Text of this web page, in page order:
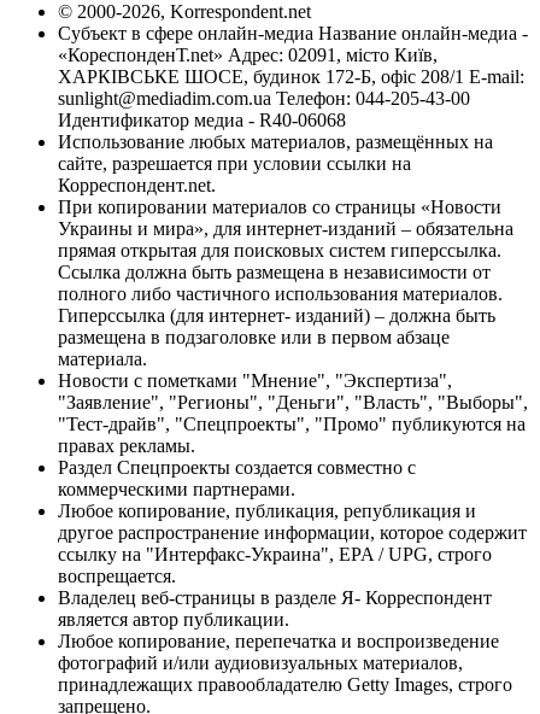
© 2000-2026, Korrespondent.net
Субъект в сфере онлайн-медиа Название онлайн-медиа -
«КореспонденТ.net» Адрес: 02091, місто Київ,
ХАРКІВСЬКЕ ШОСЕ, будинок 172-Б, офіс 208/1 E-mail:
sunlight@mediadim.com.ua Телефон: 044-205-43-00
Идентификатор медиа - R40-06068
Использование любых материалов, размещённых на
сайте, разрешается при условии ссылки на
Корреспондент.net.
При копировании материалов со страницы «Новости
Украины и мира», для интернет-изданий – обязательна
прямая открытая для поисковых систем гиперссылка.
Ссылка должна быть размещена в независимости от
полного либо частичного использования материалов.
Гиперссылка (для интернет- изданий) – должна быть
размещена в подзаголовке или в первом абзаце
материала.
Новости с пометками "Мнение", "Экспертиза",
"Заявление", "Регионы", "Деньги", "Власть", "Выборы",
"Тест-драйв", "Спецпроекты", "Промо" публикуются на
правах рекламы.
Раздел Спецпроекты создается совместно с
коммерческими партнерами.
Любое копирование, публикация, републикация и
другое распространение информации, которое содержит
ссылку на "Интерфакс-Украина", EPA / UPG, строго
воспрещается.
Владелец веб-страницы в разделе Я- Корреспондент
является автор публикации.
Любое копирование, перепечатка и воспроизведение
фотографий и/или аудиовизуальных материалов,
принадлежащих правообладателю Getty Images, строго
запрещено.